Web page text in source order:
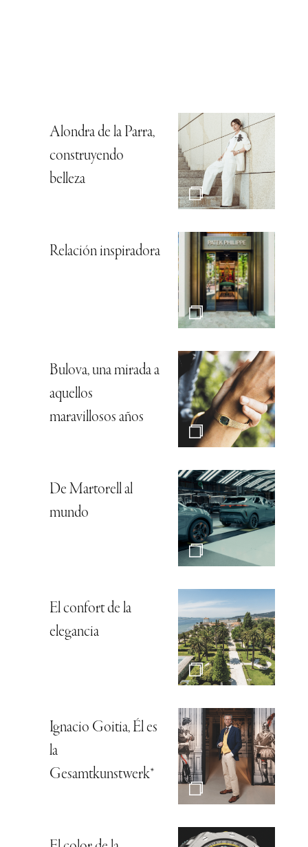
Alondra de la Parra,
construyendo
belleza
Relación inspiradora
Bulova, una mirada a
aquellos
maravillosos años
De Martorell al
mundo
El confort de la
elegancia
Ignacio Goitia, Él es
la
Gesamtkunstwerk*